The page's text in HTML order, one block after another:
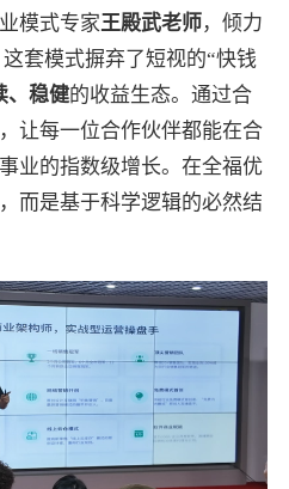
模式专家王殿武老师，倾力
套模式摒弃了短视的“快钱
、稳健的收益生态。通过合
让每一位合作伙伴都能在合
业的指数级增长。在全福优
而是基于科学逻辑的必然结